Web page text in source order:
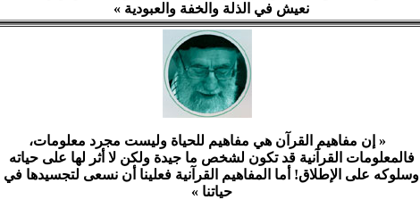
نعيش في الذلة والخفة والعبودية »
« إن مفاهيم القرآن هي مفاهيم للحياة وليست مجرد معلومات،
فالمعلومات القرآنية قد تكون لشخص ما جيدة ولكن لا أثر لها على حياته
وسلوكه على الإطلاق! أما المفاهيم القرآنية فعلينا أن نسعى لتجسيدها في
حياتنا »